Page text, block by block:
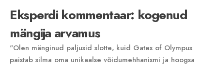
Eksperdi kommentaar: kogenud
mängija arvamus
"Olen mänginud paljusid slotte‚ kuid Gates of Olympus
paistab silma oma unikaalse võidumehhanismi ja hoogsa